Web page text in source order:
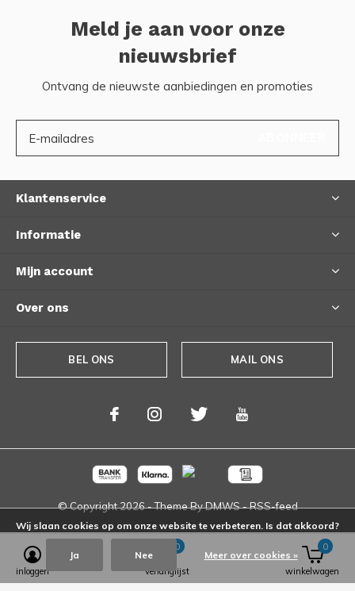
Meld je aan voor onze
nieuwsbrief
Ontvang de nieuwste aanbiedingen en promoties
Klantenservice
Informatie
Mijn account
Over ons
BEL ONS MAIL ONS
© Copyright2026- Theme ByDMWS-RSS-feed
inloggen verlanglijst
0
winkelwagen
0
Wij slaan cookies op om onze website te verbeteren. Is dat akkoord?
Ja Nee Meer over cookies »